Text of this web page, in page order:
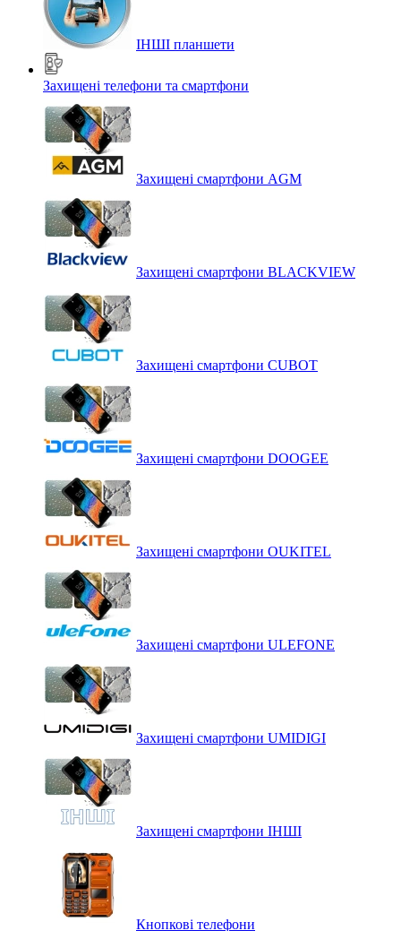
ІНШІ планшети
Захищені телефони та смартфони
Захищені смартфони AGM
Захищені смартфони BLACKVIEW
Захищені смартфони CUBOT
Захищені смартфони DOOGEE
Захищені смартфони OUKITEL
Захищені смартфони ULEFONE
Захищені смартфони UMIDIGI
Захищені смартфони ІНШІ
Кнопкові телефони